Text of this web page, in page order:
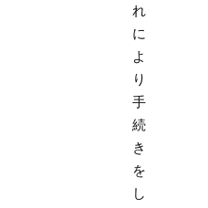
れ
に
よ
り
手
続
き
を
し